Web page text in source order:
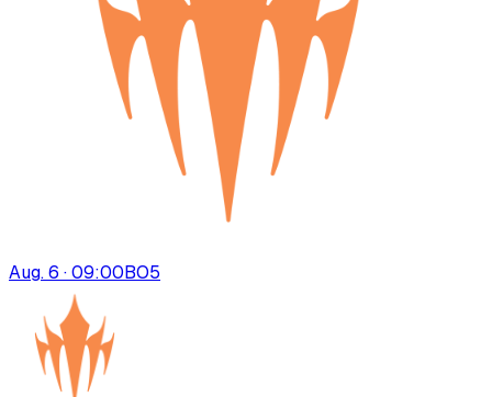
Aug. 6 · 09:00BO5